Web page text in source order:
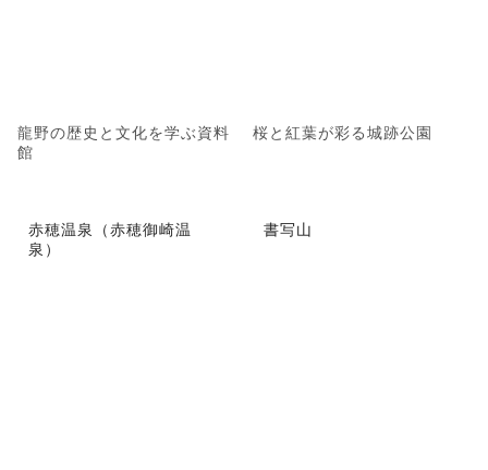
龍野の歴史と文化を学ぶ資料
館
桜と紅葉が彩る城跡公園
赤穂温泉（赤穂御崎温
泉）
書写山